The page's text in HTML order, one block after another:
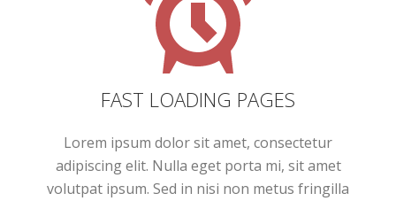
FAST LOADING PAGES
Lorem ipsum dolor sit amet, consectetur
adipiscing elit. Nulla eget porta mi, sit amet
volutpat ipsum. Sed in nisi non metus fringilla